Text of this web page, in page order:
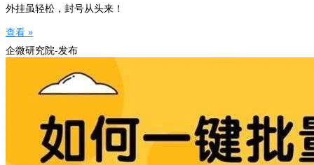
外挂虽轻松，封号从头来！
查看 »
企微研究院-发布